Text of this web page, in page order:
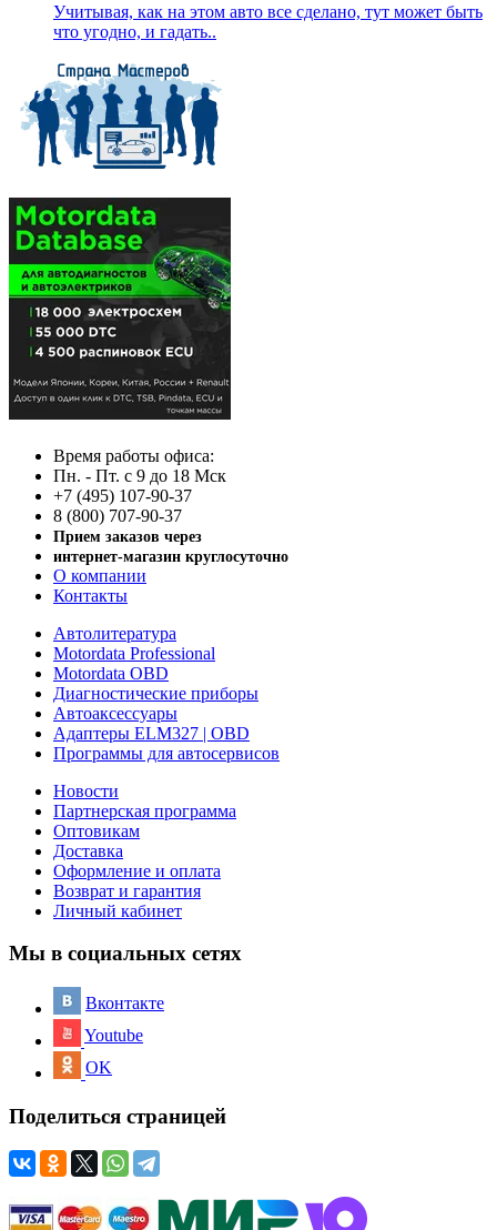
Учитывая, как на этом авто все сделано, тут может быть
что угодно, и гадать..
Время работы офиса:
Пн. - Пт. с 9 до 18 Мск
+7 (495) 107-90-37
8 (800) 707-90-37
Прием заказов через
интернет-магазин круглосуточно
О компании
Контакты
Автолитература
Motordata Professional
Motordata OBD
Диагностические приборы
Автоаксессуары
Адаптеры ELM327 | OBD
Программы для автосервисов
Новости
Партнерская программа
Оптовикам
Доставка
Оформление и оплата
Возврат и гарантия
Личный кабинет
Мы в социальных сетях
Вконтакте
Youtube
OK
Поделиться страницей